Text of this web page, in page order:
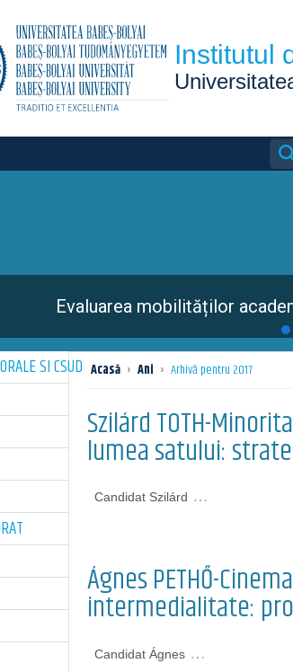
Institutul
for:
The 4th edition of the
SI CSUD Acasă › Ani › Arhivă pentru 2017
Szilárd TOTH-
lumea satului:
Candidat Szilárd …
Ágnes PETHŐ-
intermedialitate:
Candidat Ágnes …